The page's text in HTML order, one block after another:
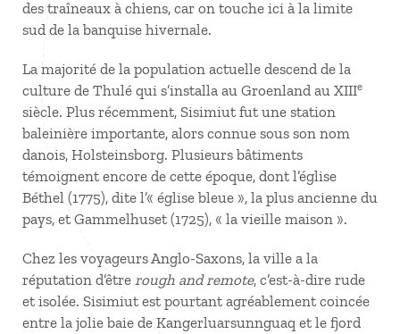
des traîneaux à chiens, car on touche ici à la limite
sud de la banquise hivernale.
La majorité de la population actuelle descend de la
culture de Thulé qui s’installa au Groenland au XIIIe
siècle. Plus récemment, Sisimiut fut une station
baleinière importante, alors connue sous son nom
danois, Holsteinsborg. Plusieurs bâtiments
témoignent encore de cette époque, dont l’église
Béthel (1775), dite l’« église bleue », la plus ancienne du
pays, et Gammelhuset (1725), « la vieille maison ».
Chez les voyageurs Anglo-Saxons, la ville a la
réputation d’être rough and remote, c’est-à-dire rude
et isolée. Sisimiut est pourtant agréablement coincée
entre la jolie baie de Kangerluarsunnguaq et le fjord